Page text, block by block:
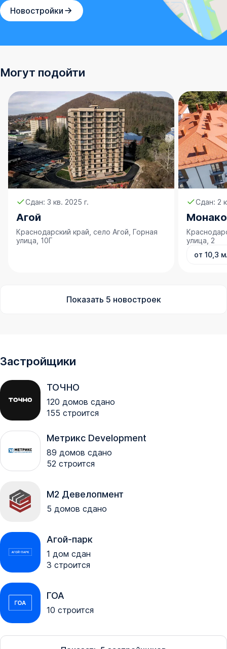
Новостройки
Могут подойти
Сдан: 3 кв. 2025 г.
Агой
Краснодарский край, село Агой, Горная
улица, 10Г
Сдан: 2
Монако
улица, 2
от 10,3
Показать 5 новостроек
Застройщики
ТОЧНО
120 домов сдано
155 строится
Метрикс Development
89 домов сдано
52 строится
М2 Девелопмент
5 домов сдано
Агой-парк
1 дом сдан
3 строится
ГОА
10 строится